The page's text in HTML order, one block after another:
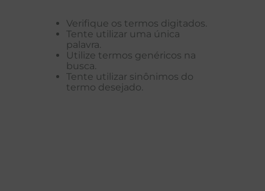
Verifique os termos digitados.
Tente utilizar uma única
palavra.
Utilize termos genéricos na
busca.
Tente utilizar sinônimos do
termo desejado.